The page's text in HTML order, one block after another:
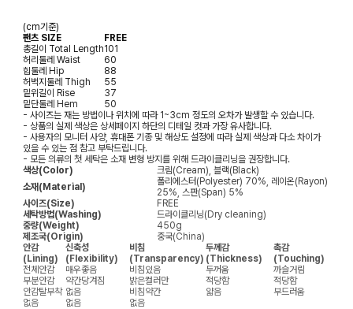
(cm기준)
팬츠 SIZE
FREE
총길이 Total Length101
허리둘레 Waist
60
힙둘레 Hip
88
허벅지둘레 Thigh
55
밑위길이 Rise
37
밑단둘레 Hem
50
- 사이즈는 재는 방법이나 위치에 따라 1~3cm 정도의 오차가 발생할 수 있습니다.
- 상품의 실제 색상은 상세페이지 하단의 디테일 컷과 가장 유사합니다.
- 사용자의 모니터 사양, 휴대폰 기종 및 해상도 설정에 따라 실제 색상과 다소 차이가
있을 수 있는 점 참고 부탁드립니다.
- 모든 의류의 첫 세탁은 소재 변형 방지를 위해 드라이클리닝을 권장합니다.
색상(Color)
크림(Cream), 블랙(Black)
소재(Material)
폴리에스터(Polyester) 70%, 레이온(Rayon)
25%, 스판(Span) 5%
사이즈(Size)
FREE
세탁방법(Washing)
드라이클리닝(Dry cleaning)
중량(Weight)
450g
제조국(Origin)
중국(China)
안감
(Lining)
신축성
(Flexibility)
비침
(Transparency)
두께감
(Thickness)
촉감
(Touching)
전체안감
매우좋음 비침있음 두꺼움
까슬거림
부분안감
약간당겨짐 밝은컬러만 적당함
적당함
안감탈부착 없음 비침약간 얇음
부드러움
없음
없음 없음